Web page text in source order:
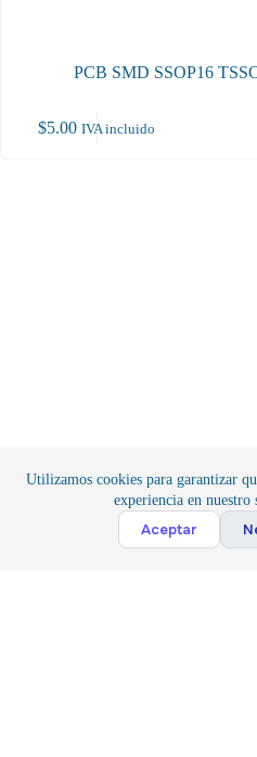
Utilizamos cookies para garantizar
experiencia en nuestro
Aceptar
PCB SMD SSOP16
$5.00 IVA incluido